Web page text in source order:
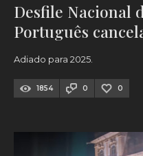
Desfile Nacional
Português
Adiado para 2025.
1854 0 0